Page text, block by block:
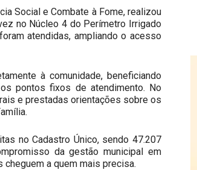
Social e Combate à Fome, realizou
no Núcleo 4 do Perímetro Irrigado
atendidas, ampliando o acesso
à comunidade, beneficiando
pontos fixos de atendimento. No
e prestadas orientações sobre os
no Cadastro Único, sendo 47.207
da gestão municipal em
a quem mais precisa.